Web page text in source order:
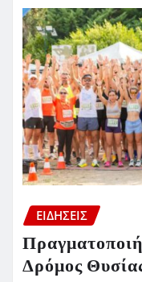
ΕΙΔΗΣΕΙΣ
Δρόμος